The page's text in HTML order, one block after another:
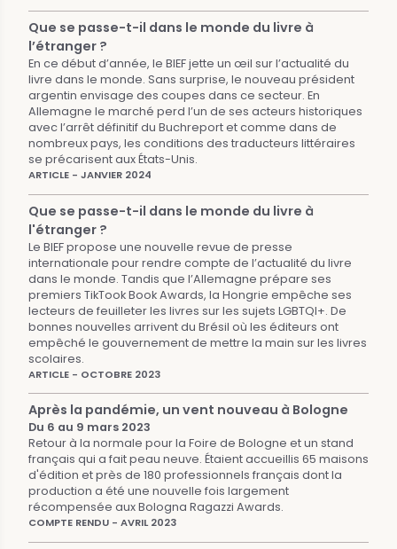
Que se passe-t-il dans le monde du livre à
l’étranger ?
En ce début d’année, le BIEF jette un œil sur l’actualité du
livre dans le monde. Sans surprise, le nouveau président
argentin envisage des coupes dans ce secteur. En
Allemagne le marché perd l’un de ses acteurs historiques
avec l’arrêt définitif du Buchreport et comme dans de
nombreux pays, les conditions des traducteurs littéraires
se précarisent aux États-Unis.
ARTICLE - JANVIER 2024
Que se passe-t-il dans le monde du livre à
l'étranger ?
Le BIEF propose une nouvelle revue de presse
internationale pour rendre compte de l’actualité du livre
dans le monde. Tandis que l’Allemagne prépare ses
premiers TikTook Book Awards, la Hongrie empêche ses
lecteurs de feuilleter les livres sur les sujets LGBTQI+. De
bonnes nouvelles arrivent du Brésil où les éditeurs ont
empêché le gouvernement de mettre la main sur les livres
scolaires.
ARTICLE - OCTOBRE 2023
Après la pandémie, un vent nouveau à Bologne
Du 6 au 9 mars 2023
Retour à la normale pour la Foire de Bologne et un stand
français qui a fait peau neuve. Étaient accueillis 65 maisons
d'édition et près de 180 professionnels français dont la
production a été une nouvelle fois largement
récompensée aux Bologna Ragazzi Awards.
COMPTE RENDU - AVRIL 2023